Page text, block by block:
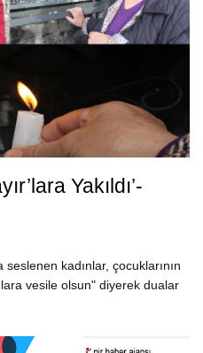
Yakıldı’-
kadınlar, çocuklarının
vesile olsun" diyerek dualar